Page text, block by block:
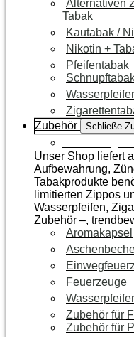
Alternativen
Tabak
Kautabak /
Nikotin +
Pfeifentabak
Zubehör
Schließe
Unser Shop liefert
Aufbewahrung,
Tabakprodukte
limitierten Zippos
Wasserpfeifen,
Zubehör –,
Aromakapsel
Feuerzeuge
Zubehör für
Zubehör für